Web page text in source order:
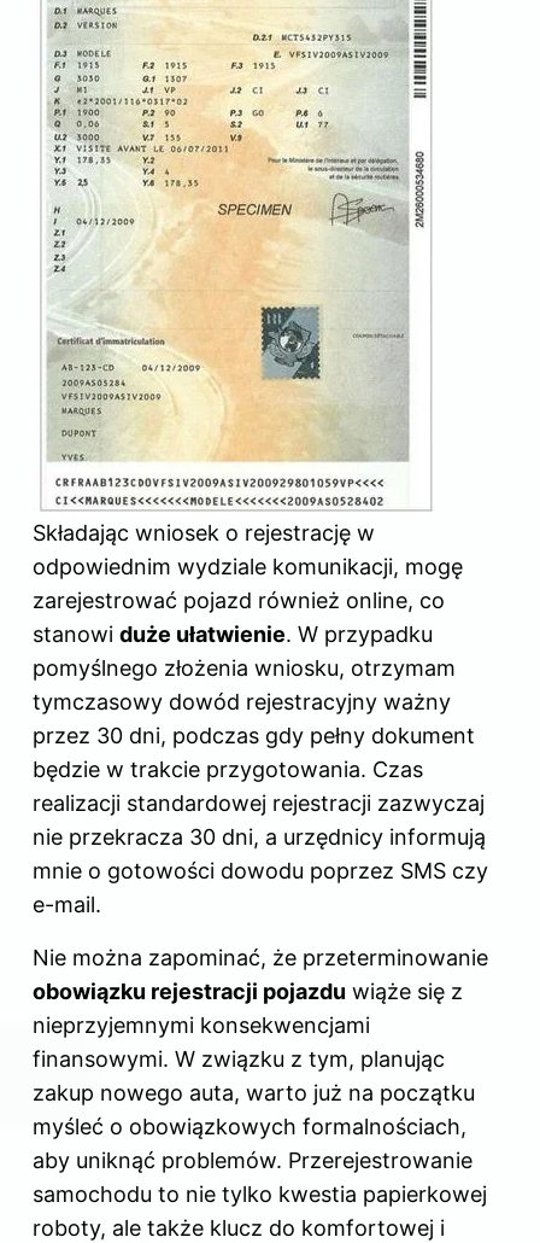
Składając wniosek o rejestrację w
odpowiednim wydziale komunikacji, mogę
zarejestrować pojazd również online, co
stanowi duże ułatwienie. W przypadku
pomyślnego złożenia wniosku, otrzymam
tymczasowy dowód rejestracyjny ważny
przez 30 dni, podczas gdy pełny dokument
będzie w trakcie przygotowania. Czas
realizacji standardowej rejestracji zazwyczaj
nie przekracza 30 dni, a urzędnicy informują
mnie o gotowości dowodu poprzez SMS czy
e-mail.
Nie można zapominać, że przeterminowanie
obowiązku rejestracji pojazdu wiąże się z
nieprzyjemnymi konsekwencjami
finansowymi. W związku z tym, planując
zakup nowego auta, warto już na początku
myśleć o obowiązkowych formalnościach,
aby uniknąć problemów. Przerejestrowanie
samochodu to nie tylko kwestia papierkowej
roboty, ale także klucz do komfortowej i